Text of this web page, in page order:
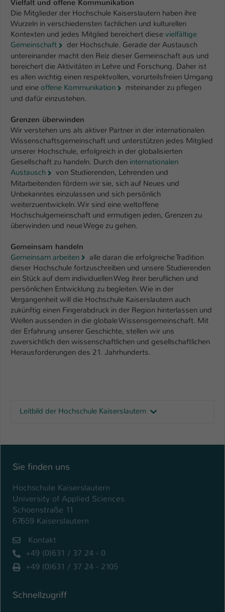
Vielfalt und offene Kommunikation
Die Mitglieder der Hochschule Kaiserslautern haben ihre
Wurzeln in verschiedensten fachlichen und kulturellen
Kontexten und jedes Mitglied bereichert diese vielfältige
Gemeinschaft
der Hochschule. Gerade der Austausch
untereinander macht den Reiz dieser Gemeinschaft aus und
bereichert die Aktivitäten in Lehre und Forschung. Daher ist
es allen wichtig einen respektvollen, vorurteilsfreien Umgang
und eine offene Kommunikation
miteinander zu pflegen
und dafür einzustehen.
Grenzen überwinden
Wir verstehen uns als aktiver Partner in der internationalen
Wissenschaftsgemeinschaft und unterstützen jedes Mitglied
unserer Hochschule, erfolgreich in der globalisierten
Gesellschaft zu handeln. Durch den internationalen
Austausch
von Studierenden, Lehrenden und
Mitarbeitenden fördern wir sie, sich auf Neues und
Unbekanntes einzulassen und sich persönlich
weiterzuentwickeln. Wir sind eine weltoffene
Hochschulgemeinschaft und ermutigen jeden, Grenzen zu
überwinden und neue Wege zu gehen.
Gemeinsam handeln
Gemeinsam arbeiten
alle daran die erfolgreiche Tradition
dieser Hochschule fortzuschreiben und unsere Studierenden
ein Stück auf dem individuellen Weg ihrer beruflichen und
persönlichen Entwicklung zu begleiten. Wie in der
Vergangenheit will die Hochschule Kaiserslautern auch
zukünftig einen Fingerabdruck in der Region hinterlassen und
Wellen aussenden in die globale Wissensgemeinschaft. Mit
der Erfahrung unserer Geschichte, stellen wir uns
zuversichtlich den wissenschaftlichen und gesellschaftlichen
Herausforderungen des 21. Jahrhunderts.
Leitbild der Hochschule Kaiserslautern
Sie finden uns
Hochschule Kaiserslautern
University of Applied Sciences
Schoenstraße 11
67659 Kaiserslautern
Kontakt
+49 (0)631 / 37 24 - 0
+49 (0)631 / 37 24 - 2105
Schnellzugriff